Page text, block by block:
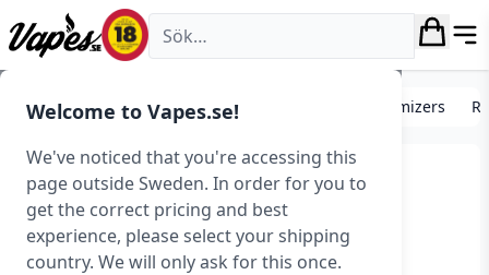
Welcome to Vapes.se!
We've noticed that you're accessing this
page outside Sweden. In order for you to
get the correct pricing and best
experience, please select your shipping
country. We will only ask for this once.
Vapes.se
Förångare, tanks och atomizers Avancerade atomizers
Gas Mods Nixon V1.5 BF
RDTA (22 mm) – Utgått
Art.nr: 37487